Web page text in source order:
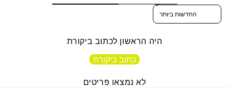
Sort reviews by
היה הראשון לכתוב ביקורת
כתוב ביקורת
לא נמצאו פריטים